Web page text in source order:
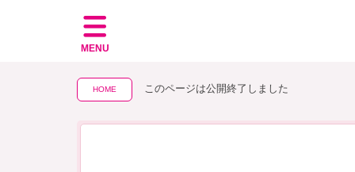
MENU
HOME このページは公開終了しました